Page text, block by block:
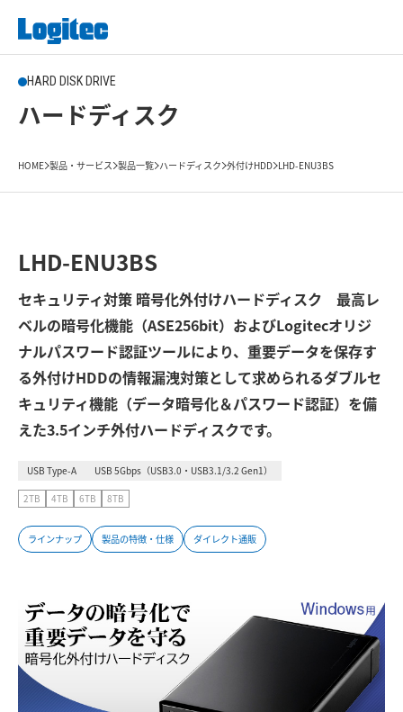
HARD DISK DRIVE
ハードディスク
HOME 製品・サービス 製品一覧 ハードディスク 外付けHDD LHD-ENU3BS
LHD-ENU3BS
セキュリティ対策 暗号化外付けハードディスク 最高レ
ベルの暗号化機能（ASE256bit）およびLogitecオリジ
ナルパスワード認証ツールにより、重要データを保存す
る外付けHDDの情報漏洩対策として求められるダブルセ
キュリティ機能（データ暗号化＆パスワード認証）を備
えた3.5インチ外付ハードディスクです。
USB Type-A USB 5Gbps（USB3.0・USB3.1/3.2 Gen1）
2TB 4TB 6TB 8TB
ラインナップ 製品の特徴・仕様 ダイレクト通販